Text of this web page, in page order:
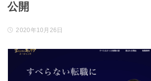
公開
2020年10月26日